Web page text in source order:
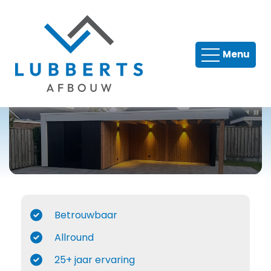
Menu
Betrouwbaar
Allround
25+ jaar ervaring
Timmer en metselwerk
Tegelwerk
Verbouw
Nieuwbouw
Dakkapellen